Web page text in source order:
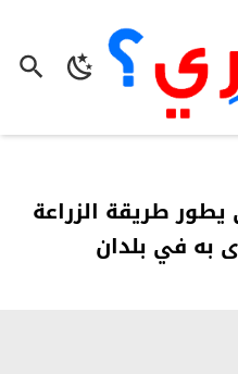
طريقة الزراعة
به في بلدان